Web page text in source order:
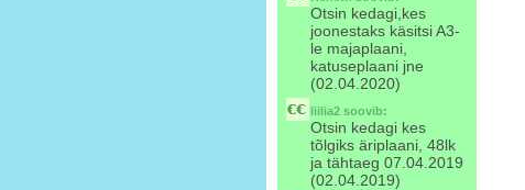
Otsin kedagi,kes
joonestaks käsitsi A3-
le majaplaani,
katuseplaani jne
(02.04.2020)
liilia2 soovib:
Otsin kedagi kes
tõlgiks äriplaani, 48lk
ja tähtaeg 07.04.2019
(02.04.2019)